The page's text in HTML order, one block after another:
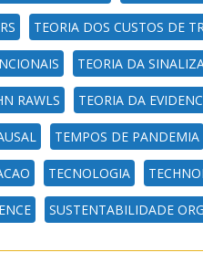
TEORIA DOS CUSTOS DE
TEORIA DA
RAWLS TEORIA DA
TEMPOS DE PANDEMIA
TECNOLOGIA
SUSTENTABILIDADE